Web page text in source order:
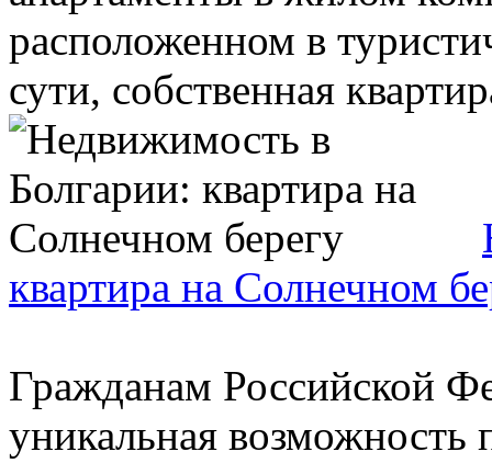
расположенном в
сути, собственная
квартира на Солнечном
Гражданам Российской
уникальная